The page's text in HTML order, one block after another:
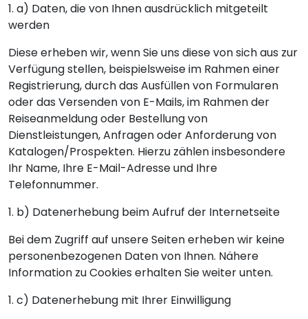
1. a) Daten, die von Ihnen ausdrücklich mitgeteilt
werden
Diese erheben wir, wenn Sie uns diese von sich aus zur
Verfügung stellen, beispielsweise im Rahmen einer
Registrierung, durch das Ausfüllen von Formularen
oder das Versenden von E-Mails, im Rahmen der
Reiseanmeldung oder Bestellung von
Dienstleistungen, Anfragen oder Anforderung von
Katalogen/Prospekten. Hierzu zählen insbesondere
Ihr Name, Ihre E-Mail-Adresse und Ihre
Telefonnummer.
1. b) Datenerhebung beim Aufruf der Internetseite
Bei dem Zugriff auf unsere Seiten erheben wir keine
personenbezogenen Daten von Ihnen. Nähere
Information zu Cookies erhalten Sie weiter unten.
1. c) Datenerhebung mit Ihrer Einwilligung